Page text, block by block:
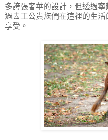
多誇張奢華的設計，但透過
過去王公貴族們在這裡的生
享受。